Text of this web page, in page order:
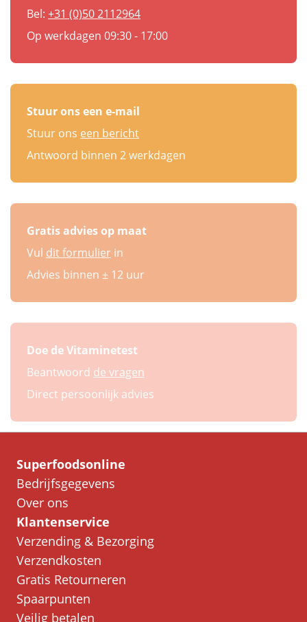
Bel: +31 (0)50 2112964
Op werkdagen 09:30 - 17:00
Stuur ons een e-mail
Stuur ons een bericht
Antwoord binnen 2 werkdagen
Gratis advies op maat
Vul dit formulier in
Advies binnen ± 12 uur
Doe de Vitaminetest
Beantwoord de vragen
Direct persoonlijk advies
Superfoodsonline
Bedrijfsgegevens
Over ons
Klantenservice
Verzending & Bezorging
Verzendkosten
Gratis Retourneren
Spaarpunten
Veilig betalen